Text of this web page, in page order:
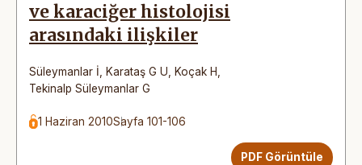
ve karaciğer histolojisi
arasındaki ilişkiler
Süleymanlar İ Karataş G U Koçak H
Tekinalp Süleymanlar G
1 Haziran 2010Sayfa 101-106
PDF Görüntüle